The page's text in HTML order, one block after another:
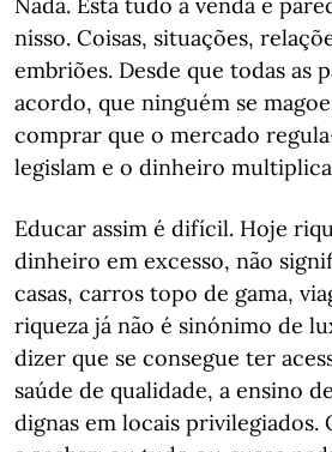
nisso. Coisas, situações,
embriões. Desde que todas as
acordo, que ninguém se
comprar que o mercado
legislam e o dinheiro
Educar assim é difícil. Hoje
dinheiro em excesso, não
casas, carros topo de gama,
riqueza já não é sinónimo de
dizer que se consegue ter
saúde de qualidade, a ensino
dignas em locais privilegiados.